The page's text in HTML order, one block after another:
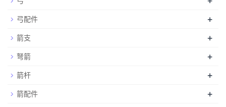
弓配件 +
箭支 +
弩箭 +
箭杆 +
箭配件 +